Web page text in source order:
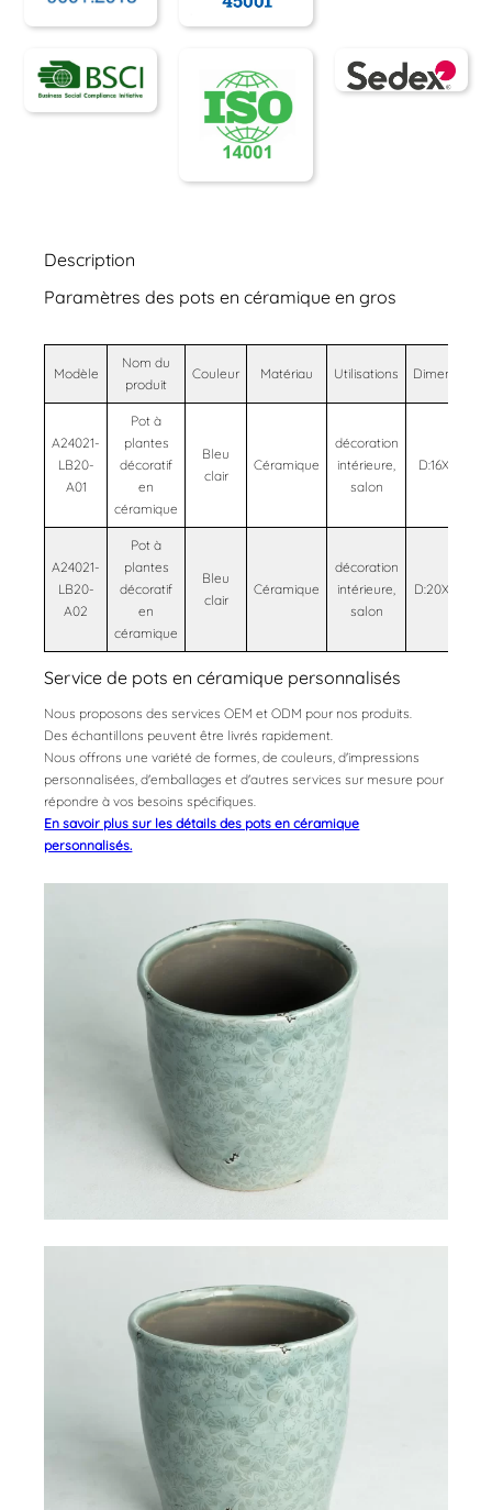
Description
Paramètres des pots en céramique en gros
Modèle
Nom du
produit
Couleur Matériau Utilisations Dimensions
A24021-
LB20-
A01
Pot à
plantes
décoratif
en
céramique
Bleu
clair
Céramique
décoration
intérieure,
salon
D:16X18cm
A24021-
LB20-
A02
Pot à
plantes
décoratif
en
céramique
Bleu
clair
Céramique
décoration
intérieure,
salon
D:20X23cm
Service de pots en céramique personnalisés
Nous proposons des services OEM et ODM pour nos produits.
Des échantillons peuvent être livrés rapidement.
Nous offrons une variété de formes, de couleurs, d'impressions
personnalisées, d'emballages et d'autres services sur mesure pour
répondre à vos besoins spécifiques.
En savoir plus sur les détails des pots en céramique
personnalisés.